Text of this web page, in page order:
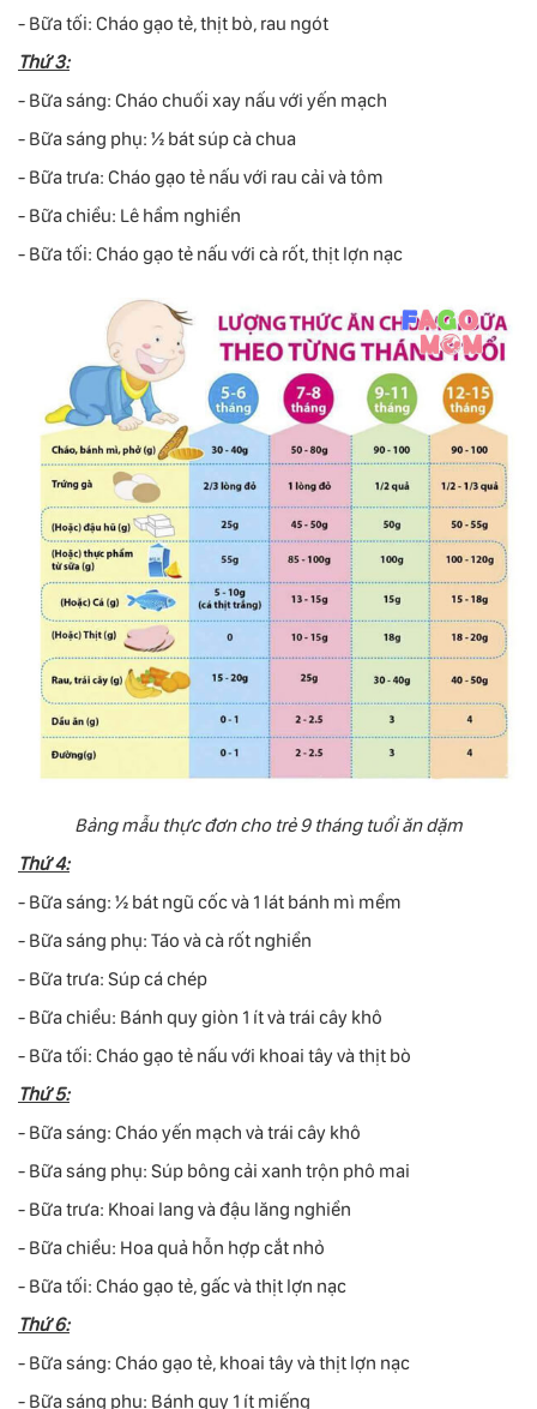
- Bữa tối: Cháo gạo tẻ, thịt bò, rau ngót
Thứ 3:
- Bữa sáng: Cháo chuối xay nấu với yến mạch
- Bữa sáng phụ: ½ bát súp cà chua
- Bữa trưa: Cháo gạo tẻ nấu với rau cải và tôm
- Bữa chiều: Lê hầm nghiền
- Bữa tối: Cháo gạo tẻ nấu với cà rốt, thịt lợn nạc
Bảng mẫu thực đơn cho trẻ 9 tháng tuổi ăn dặm
Thứ 4:
- Bữa sáng: ½ bát ngũ cốc và 1 lát bánh mì mềm
- Bữa sáng phụ: Táo và cà rốt nghiền
- Bữa trưa: Súp cá chép
- Bữa chiều: Bánh quy giòn 1 ít và trái cây khô
- Bữa tối: Cháo gạo tẻ nấu với khoai tây và thịt bò
Thứ 5:
- Bữa sáng: Cháo yến mạch và trái cây khô
- Bữa sáng phụ: Súp bông cải xanh trộn phô mai
- Bữa trưa: Khoai lang và đậu lăng nghiền
- Bữa chiều: Hoa quả hỗn hợp cắt nhỏ
- Bữa tối: Cháo gạo tẻ, gấc và thịt lợn nạc
Thứ 6:
- Bữa sáng: Cháo gạo tẻ, khoai tây và thịt lợn nạc
- Bữa sáng phụ: Bánh quy 1 ít miếng